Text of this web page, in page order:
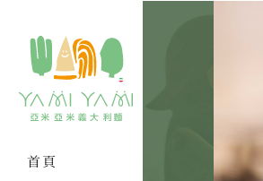
首頁